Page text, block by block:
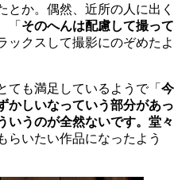
とか。偶然、近所の人に出く
「 そのへんは配慮して撮って
ックスして撮影にのぞめたよ
ても満足しているようで「 今
かしいなっていう部分があっ
いうのが全然ないです。堂々
らいたい作品になったよう